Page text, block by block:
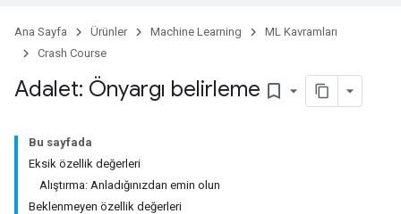
Ana Sayfa Ürünler Machine Learning
ML Kavramları
Crash Course
Adalet: Önyargı belirleme bookmark_border
Bu sayfada
Eksik özellik değerleri
Alıştırma: Anladığınızdan emin olun
Beklenmeyen özellik değerleri